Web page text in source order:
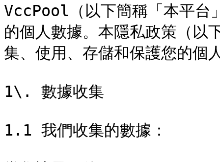
VccPool（以下簡稱「本平台
的個人數據。本隱私政策（以
集、使用、存儲和保護您的個
1\. 數據收集
1.1 我們收集的數據：